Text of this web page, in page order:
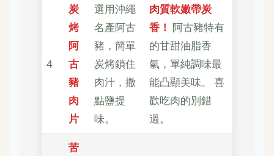
4
炭
烤
阿
古
豬
肉
片
選用沖繩
名產阿古
豬，簡單
炭烤鎖住
肉汁，撒
點鹽提
味。
肉質軟嫩帶炭
香！ 阿古豬特有
的甘甜油脂香
氣，單純調味最
能凸顯美味。 喜
歡吃肉的別錯
過。
苦